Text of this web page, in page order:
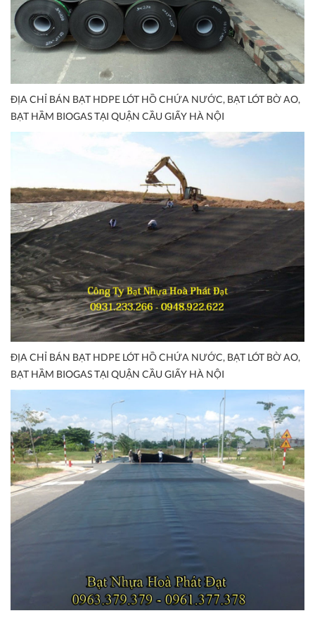
ĐỊA CHỈ BÁN BẠT HDPE LÓT HỒ CHỨA NƯỚC, BẠT LÓT BỜ AO,
BẠT HẦM BIOGAS TẠI QUẬN CẦU GIẤY HÀ NỘI
ĐỊA CHỈ BÁN BẠT HDPE LÓT HỒ CHỨA NƯỚC, BẠT LÓT BỜ AO,
BẠT HẦM BIOGAS TẠI QUẬN CẦU GIẤY HÀ NỘI